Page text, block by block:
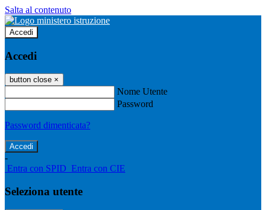
Salta al contenuto
Accedi
Accedi
button close ×
Nome Utente
Password
Password dimenticata?
-
Entra con SPID Entra con CIE
Seleziona utente